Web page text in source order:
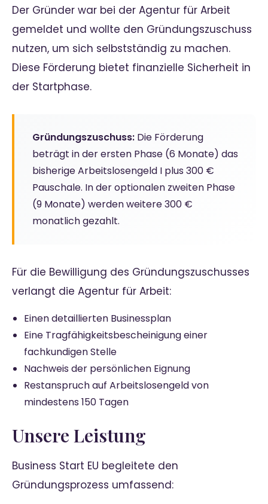
Der Gründer war bei der Agentur für Arbeit
gemeldet und wollte den Gründungszuschuss
nutzen, um sich selbstständig zu machen.
Diese Förderung bietet finanzielle Sicherheit in
der Startphase.
Gründungszuschuss: Die Förderung
beträgt in der ersten Phase (6 Monate) das
bisherige Arbeitslosengeld I plus 300 €
Pauschale. In der optionalen zweiten Phase
(9 Monate) werden weitere 300 €
monatlich gezahlt.
Für die Bewilligung des Gründungszuschusses
verlangt die Agentur für Arbeit:
Einen detaillierten Businessplan
Eine Tragfähigkeitsbescheinigung einer
fachkundigen Stelle
Nachweis der persönlichen Eignung
Restanspruch auf Arbeitslosengeld von
mindestens 150 Tagen
Unsere Leistung
Business Start EU begleitete den
Gründungsprozess umfassend: